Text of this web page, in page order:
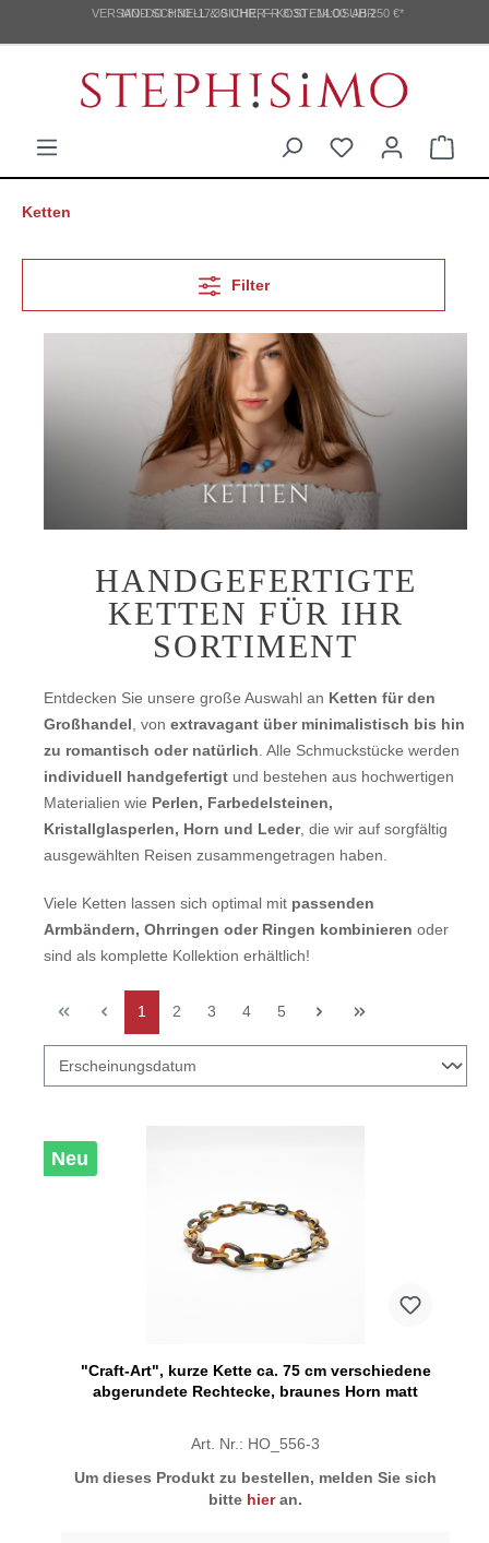
VERSAND SCHNELL & SICHER - KOSTENLOS AB 250 €*
MO-DO 8:30 -17:30 UHR, FR 8:30 - 14:00 UHR
Ketten
Filter
HANDGEFERTIGTE
KETTEN FÜR IHR
SORTIMENT
Entdecken Sie unsere große Auswahl an Ketten für den
Großhandel , von extravagant über minimalistisch bis hin
zu romantisch oder natürlich . Alle Schmuckstücke werden
individuell handgefertigt und bestehen aus hochwertigen
Materialien wie Perlen, Farbedelsteinen,
Kristallglasperlen, Horn und Leder, die wir auf sorgfältig
ausgewählten Reisen zusammengetragen haben.
Viele Ketten lassen sich optimal mit passenden
Armbändern, Ohrringen oder Ringen kombinieren oder
sind als komplette Kollektion erhältlich!
1 2 3 4 5
Neu
"Craft-Art", kurze Kette ca. 75 cm verschiedene
abgerundete Rechtecke, braunes Horn matt
Art. Nr.: HO_556-3
Um dieses Produkt zu bestellen, melden Sie sich
bitte hieran.